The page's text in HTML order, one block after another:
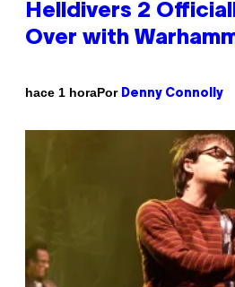
Helldivers 2
Over with
hace 1 horaPor Denny Connolly